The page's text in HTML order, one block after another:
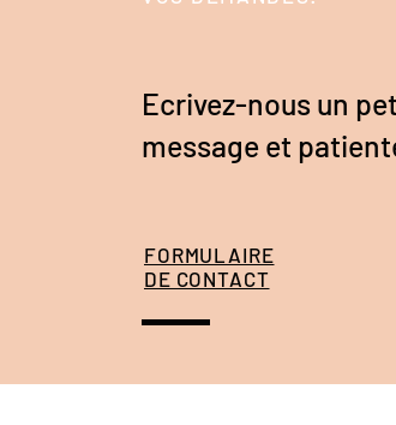
Ecrivez-nous un
message et
FORMULAIRE
DE CONTACT